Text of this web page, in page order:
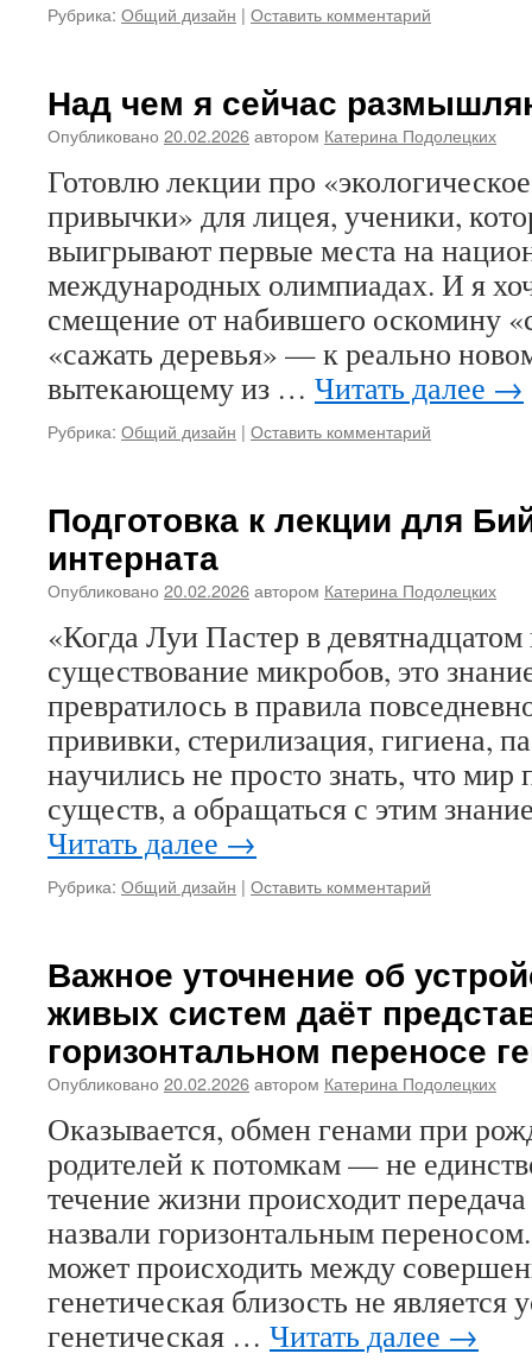
Рубрика: Общий дизайн | Оставить комментарий
Над чем я сейчас
Опубликовано 20.02.2026автором Катерина Подолецких
Готовлю лекции про
привычки» для лицея, ученики,
выигрывают первые места на
международных олимпиадах. И я
смещение от набившего оскомину
«сажать деревья» — к реально
вытекающему из … Читать далее →
Рубрика: Общий дизайн | Оставить комментарий
Подготовка к лекции для
интерната
Опубликовано 20.02.2026автором Катерина Подолецких
«Когда Луи Пастер в девятнадцатом
существование микробов, это
превратилось в правила
прививки, стерилизация, гигиена,
научились не просто знать, что
существ, а обращаться с этим
Читать далее →
Рубрика: Общий дизайн | Оставить комментарий
Важное уточнение об
живых систем даёт
горизонтальном переносе
Опубликовано 20.02.2026автором Катерина Подолецких
Оказывается, обмен генами при
родителей к потомкам — не
течение жизни происходит
назвали горизонтальным
может происходить между
генетическая близость не является
генетическая … Читать далее →